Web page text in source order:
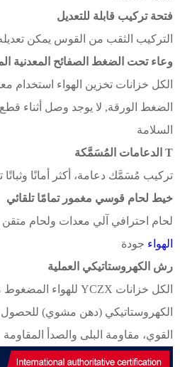
فتحة تركيب قابلة للتعديل
التركيب الثقب من القوس يمكن
وعاء تحت الضغط الصفائح المعدنية
الكل خزانات تخزين الهواء استخدام
الضغط الورقة, لا يوجد وصل أثناء قطع
السلامة
T الدعامات المُسَمَّكة
تركيب مُسَمَّك دعامة، أكثر أمانًا وثباتًا
خيط لحام قوسي مغمور تمامًا تلقائي
لحام احترافي آلي معدات ولحام متقن
الهواء جودة
رش الكهروستاتيكي العملية
الكل خزانات YCZX للهواء المضغوط
الكهروستاتيكي (دهن مشوي) للحصول
القوي، مقاومة البلى والصدأ المقاومة